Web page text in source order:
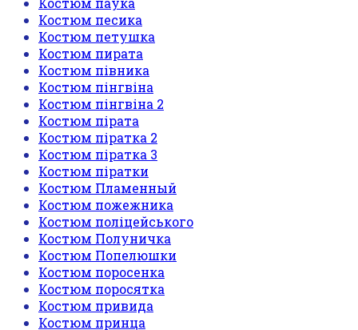
Костюм песика
Костюм петушка
Костюм пирата
Костюм півника
Костюм пінгвіна
Костюм пінгвіна 2
Костюм пірата
Костюм піратка 2
Костюм піратка 3
Костюм піратки
Костюм Пламенный
Костюм пожежника
Костюм поліцейського
Костюм Полуничка
Костюм Попелюшки
Костюм поросенка
Костюм поросятка
Костюм привида
Костюм принца